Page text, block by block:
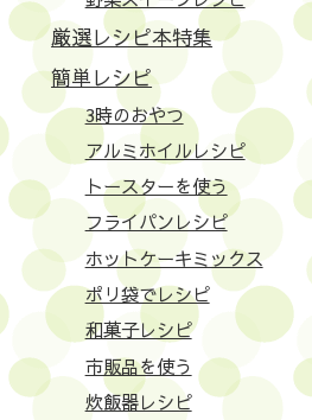
厳選レシピ本特集
簡単レシピ
3時のおやつ
アルミホイルレシピ
トースターを使う
フライパンレシピ
ホットケーキミックス
ポリ袋でレシピ
和菓子レシピ
市販品を使う
炊飯器レシピ